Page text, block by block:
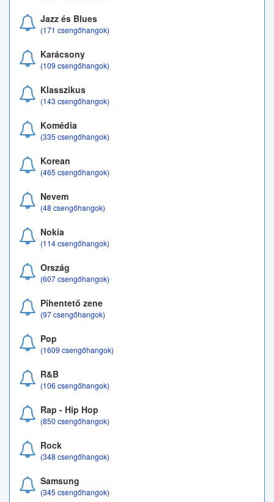
Jazz és Blues
(171 csengőhangok)
Karácsony
(109 csengőhangok)
Klasszikus
(143 csengőhangok)
Komédia
(335 csengőhangok)
Korean
(465 csengőhangok)
Nevem
(48 csengőhangok)
Nokia
(114 csengőhangok)
Ország
(607 csengőhangok)
Pihentető zene
(97 csengőhangok)
Pop
(1609 csengőhangok)
R&B
(106 csengőhangok)
Rap - Hip Hop
(850 csengőhangok)
Rock
(348 csengőhangok)
Samsung
(345 csengőhangok)